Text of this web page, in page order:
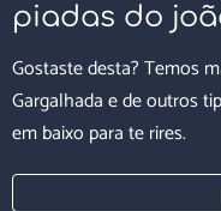
piadas do
Gostaste desta? Temos
Gargalhada e de outros
em baixo para te rires.